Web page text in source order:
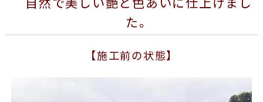
た。
【施工前の状態】